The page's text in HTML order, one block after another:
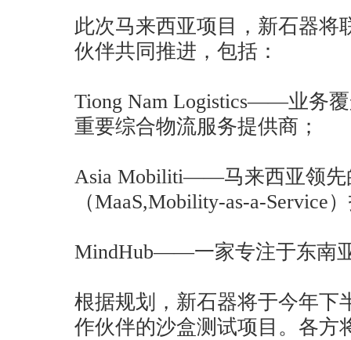
此次马来西亚项目，新石器将
伙伴共同推进，包括：
Tiong Nam Logistics——业务
重要综合物流服务提供商；
Asia Mobiliti——马来西亚领先
（MaaS,Mobility-as-a-Service
MindHub——一家专注于东南
根据规划，新石器将于今年下
作伙伴的沙盒测试项目。各方